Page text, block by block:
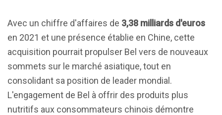
Avec un chiffre d'affaires de 3,38 milliards d'euros
en 2021 et une présence établie en Chine, cette
acquisition pourrait propulser Bel vers de nouveaux
sommets sur le marché asiatique, tout en
consolidant sa position de leader mondial.
L'engagement de Bel à offrir des produits plus
nutritifs aux consommateurs chinois démontre